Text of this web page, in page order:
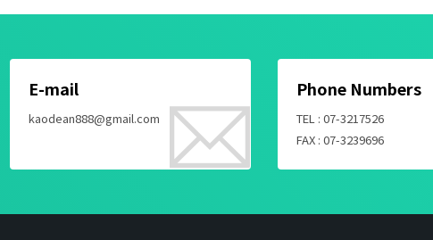
E-mail
kaodean888@gmail.com
Phone Numbers
TEL : 07-3217526
FAX : 07-3239696